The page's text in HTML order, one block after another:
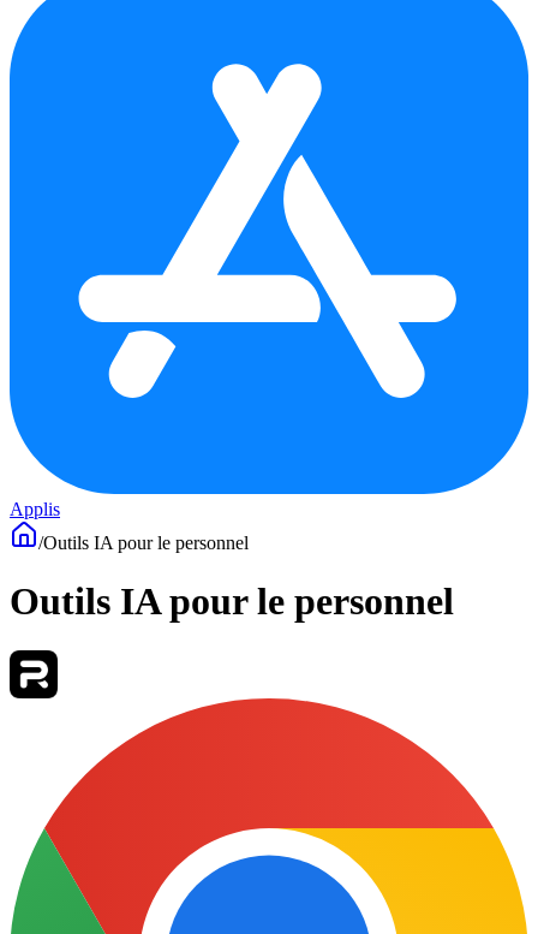
Applis
/Outils IA pour le personnel
Outils IA pour le personnel